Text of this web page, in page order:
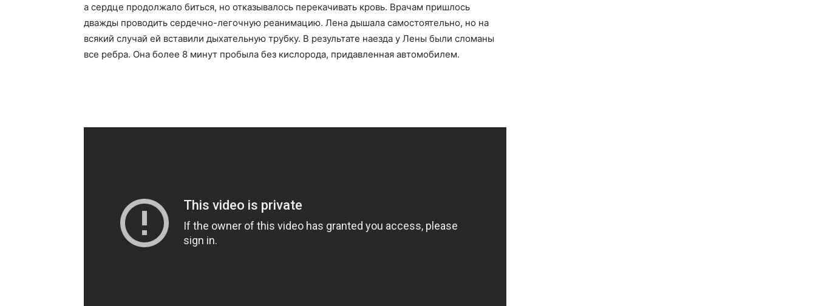
а сердце продолжало биться, но отказывалось перекачивать кровь. Врачам пришлось
дважды проводить сердечно-легочную реанимацию. Лена дышала самостоятельно, но на
всякий случай ей вставили дыхательную трубку. В результате наезда у Лены были сломаны
все ребра. Она более 8 минут пробыла без кислорода, придавленная автомобилем.